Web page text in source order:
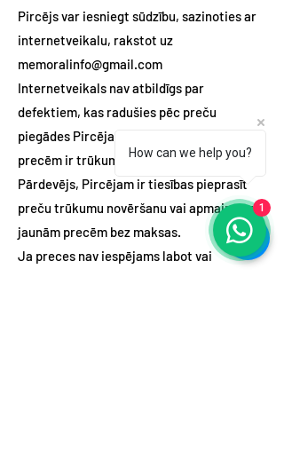
Pircējs var iesniegt sūdzību, sazinoties ar
internetveikalu, rakstot uz
memoralinfo@gmail.com
Internetveikals nav atbildīgs par
defektiem, kas radušies pēc preču
piegādes Pircējam. Ja iegādātajām
precēm ir trūkumi, par kuriem ir atbildīgs
Pārdevējs, Pircējam ir tiesības pieprasīt
preču trūkumu novēršanu vai apmaiņu pret
jaunām precēm bez maksas.
Ja preces nav iespējams labot vai
How can we help you?
1